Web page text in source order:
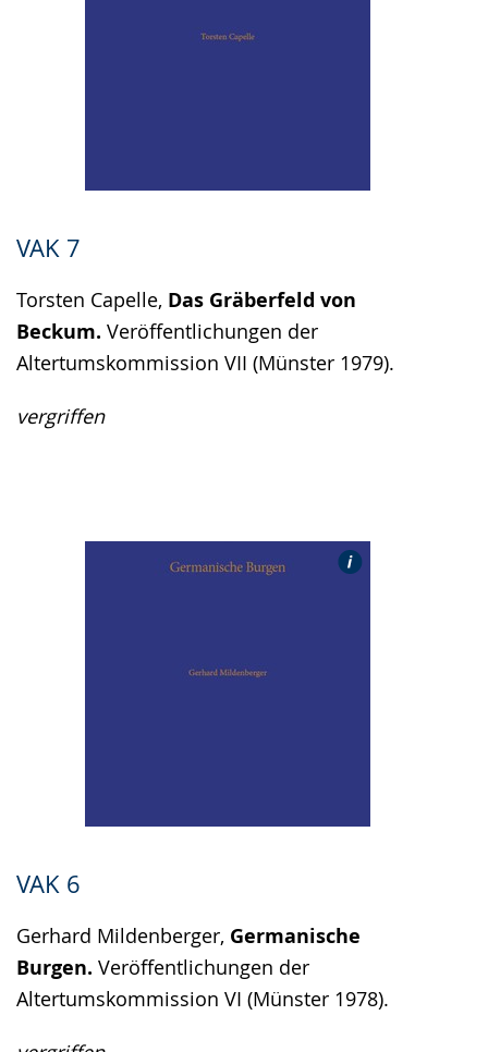
VAK 7
Torsten Capelle, Das Gräberfeld von
Beckum. Veröffentlichungen der
Altertumskommission VII (Münster 1979).
vergriffen
VAK 6
Gerhard Mildenberger, Germanische
Burgen. Veröffentlichungen der
Altertumskommission VI (Münster 1978).